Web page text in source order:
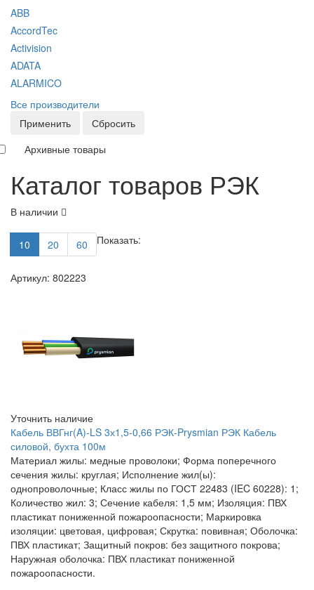
ABB
AccordTec
Activision
ADATA
ALARMICO
Все производители
Применить
Сбросить
Архивные товары
Каталог товаров РЭК
В наличии
Показать:
10 20 60
Артикул: 802223
Уточнить наличие
Кабель ВВГнг(A)-LS 3х1,5-0,66 РЭК-Prysmian РЭК Кабель
силовой, бухта 100м
Материал жилы: медные проволоки; Форма поперечного
сечения жилы: круглая; Исполнение жил(ы):
однопроволочные; Класс жилы по ГОСТ 22483 (IEC 60228): 1;
Количество жил: 3; Сечение кабеля: 1,5 мм; Изоляция: ПВХ
пластикат пониженной пожароопасности; Маркировка
изоляции: цветовая, цифровая; Скрутка: повивная; Оболочка:
ПВХ пластикат; Защитный покров: без защитного покрова;
Наружная оболочка: ПВХ пластикат пониженной
пожароопасности.